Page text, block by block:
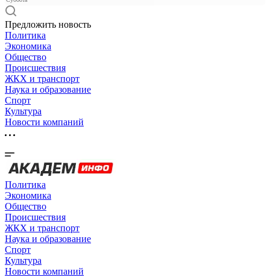
Предложить новость
Политика
Экономика
Общество
Происшествия
ЖКХ и транспорт
Наука и образование
Спорт
Культура
Новости компаний
Политика
Экономика
Общество
Происшествия
ЖКХ и транспорт
Наука и образование
Спорт
Культура
Новости компаний